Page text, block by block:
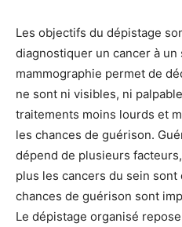
Les objectifs du dépistage
diagnostiquer un cancer à un
mammographie permet de
ne sont ni visibles, ni
traitements moins lourds et
les chances de guérison.
dépend de plusieurs
plus les cancers du sein
chances de guérison sont
Le dépistage organisé